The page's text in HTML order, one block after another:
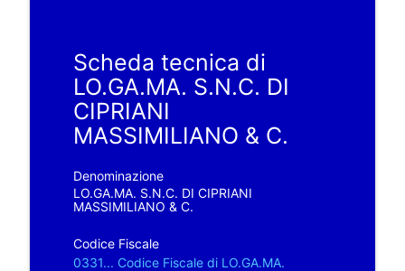
Scheda tecnica di
LO.GA.MA. S.N.C. DI
CIPRIANI
MASSIMILIANO & C.
Denominazione
LO.GA.MA. S.N.C. DI CIPRIANI
MASSIMILIANO & C.
Codice Fiscale
0331... Codice Fiscale di LO.GA.MA.